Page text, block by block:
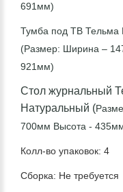
691мм)
Тумба под ТВ
(Размер: Ширина –
921мм)
Стол журнальный
Натуральный (
700мм Высота -
Колл-во упаковок: 4
Сборка: Не требуется